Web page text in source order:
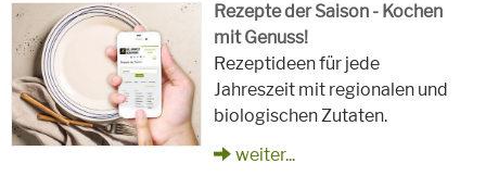
Rezepte der Saison - Kochen
mit Genuss!
Rezeptideen für jede
Jahreszeit mit regionalen und
biologischen Zutaten.
weiter...